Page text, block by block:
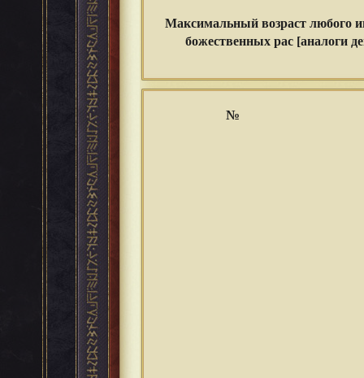
Максимальный возрастлюбого
божественных рас [аналоги
№